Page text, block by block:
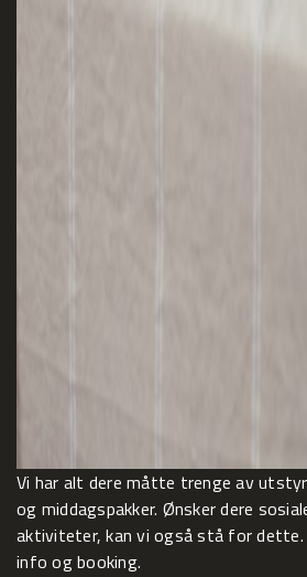
Vi har alt dere måtte trenge av
og middagspakker. Ønsker dere
aktiviteter, kan vi også stå for
info og booking.